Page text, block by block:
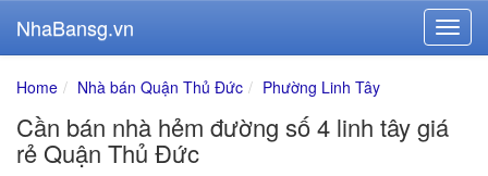
NhaBansg.vn
Home Nhà bán Quận Thủ Đức Phường Linh Tây
Cần bán nhà hẻm đường số 4 linh tây giá
rẻ Quận Thủ Đức